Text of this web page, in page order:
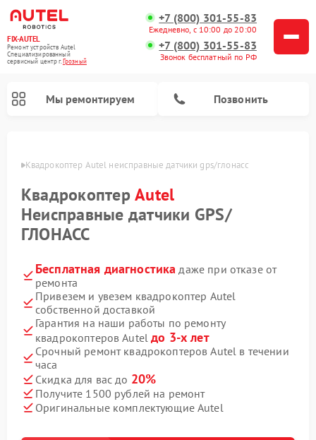
FIX-AUTEL
Ремонт устройств Autel
Специализированный
cервисный центр г.Грозный
+7 (800) 301-55-83
Ежедневно, с 10:00 до 20:00
+7 (800) 301-55-83
Звонок бесплатный по РФ
Мы ремонтируем Позвонить
Квадрокоптер Autel неисправные датчики gps/глонасс
КвадрокоптерAutel
Неисправные датчики GPS/
ГЛОНАСС
Бесплатная диагностика даже при отказе от
ремонта
Привезем и увезем квадрокоптер Autel
собственной доставкой
Гарантия на наши работы по ремонту
квадрокоптеров Autelдо 3-х лет
Срочный ремонт квадрокоптеров Autel в течении
часа
Скидка для вас до 20%
Получите 1500 рублей на ремонт
Оригинальные комплектующие Autel